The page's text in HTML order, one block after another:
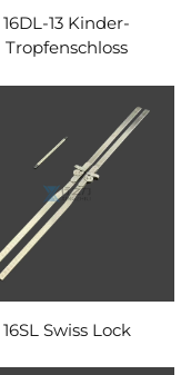
16DL-13 Kinder-
Tropfenschloss
16SL Swiss Lock